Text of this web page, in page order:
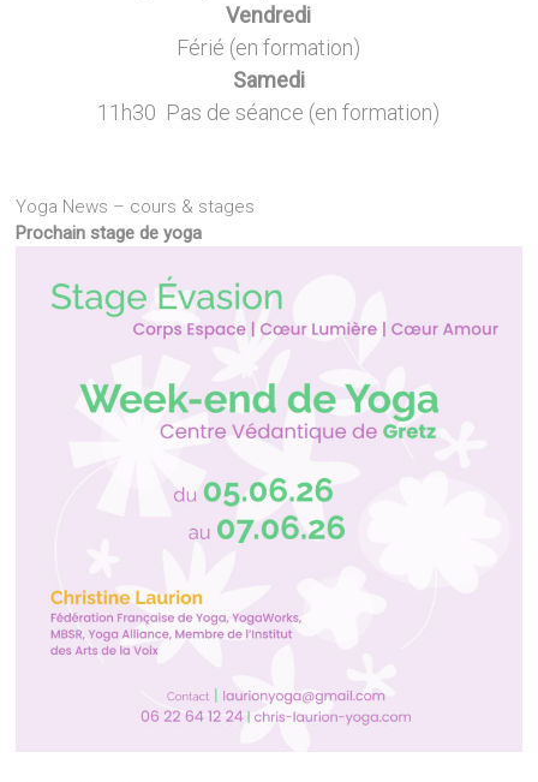
Vendredi
Férié (en formation)
Samedi
11h30 Pas de séance (en formation)
Yoga News – cours & stages
Prochain stage de yoga